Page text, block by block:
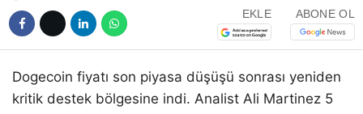
EKLE ABONE OL
Dogecoin fiyatı son piyasa düşüşü sonrası yeniden
kritik destek bölgesine indi. Analist Ali Martinez 5